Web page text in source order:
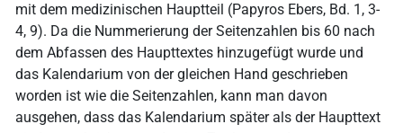
mit dem medizinischen Hauptteil (Papyros Ebers, Bd. 1, 3-
4, 9). Da die Nummerierung der Seitenzahlen bis 60 nach
dem Abfassen des Haupttextes hinzugefügt wurde und
das Kalendarium von der gleichen Hand geschrieben
worden ist wie die Seitenzahlen, kann man davon
ausgehen, dass das Kalendarium später als der Haupttext